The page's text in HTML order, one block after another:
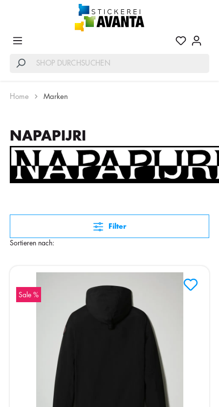
Home Marken
NAPAPIJRI
Filter
Sortieren nach:
Sale %